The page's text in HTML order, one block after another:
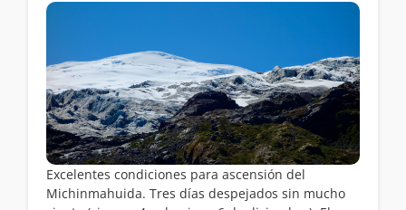
Excelentes condiciones para ascensión del
Michinmahuida. Tres días despejados sin mucho